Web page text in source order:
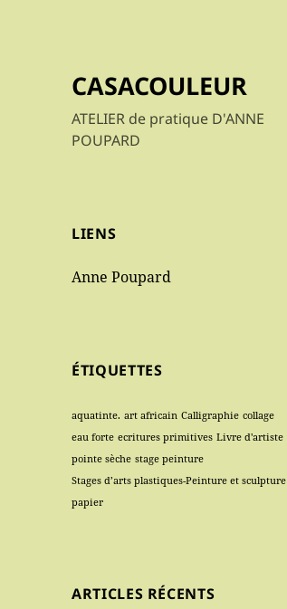
CASACOULEUR
ATELIER de pratique D'ANNE
POUPARD
LIENS
Anne Poupard
ÉTIQUETTES
aquatinte. art africain Calligraphie collage
eau forte ecritures primitives Livre d'artiste
pointe sèche stage peinture
Stages d’arts plastiques-Peinture et sculpture
papier
ARTICLES RÉCENTS